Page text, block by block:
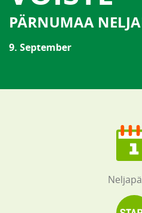
PÄRNUMAA
9. September